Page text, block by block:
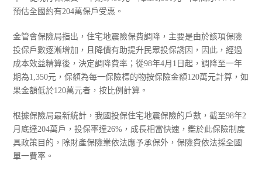
預估全國約有204萬保戶受惠。
金管會保險局指出，住宅地震險保費調降，主要是由於該項保險
投保戶數逐漸增加，且降價有助提升民眾投保誘因，因此，經過
成本效益精算後，決定調降費率；從98年4月1日起，調降至一年
期為1,350元，保額為每一保險標的物按保險金額120萬元計算，如
果金額低於120萬元者，按比例計算。
根據保險局最新統計，我國投保住宅地震保險的戶數，截至98年2
月底達204萬戶，投保率達26%，成長相當快速，鑑於此保險制度
具政策目的，除財產保險業依法應予承保外，保險費依法採全國
單一費率。